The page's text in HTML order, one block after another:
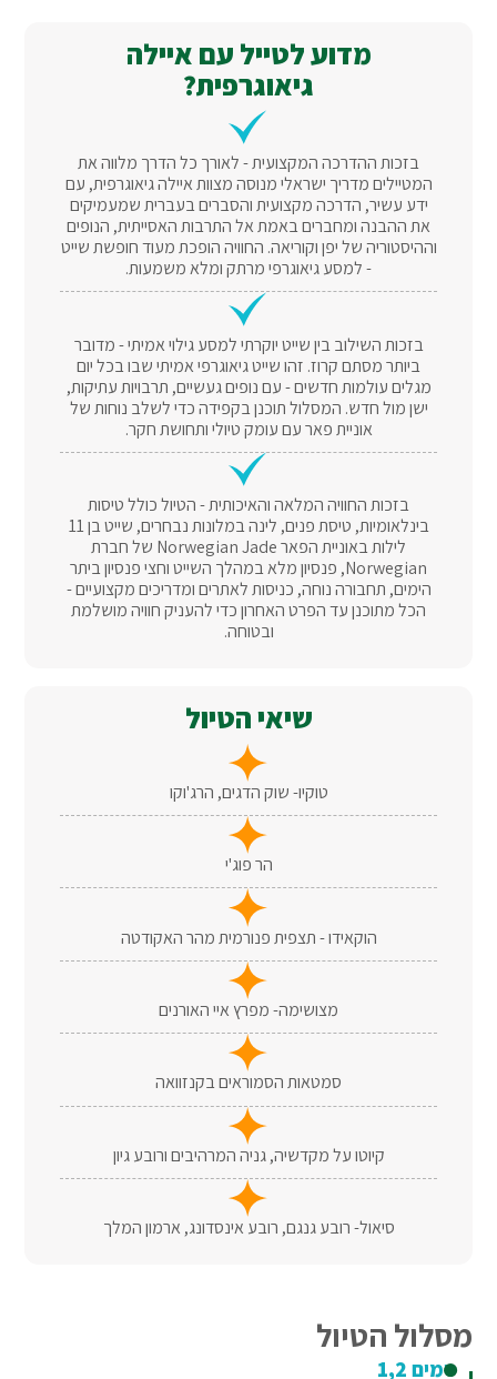
מדוע לטייל עם איילה
גיאוגרפית?
בזכות ההדרכה המקצועית - לאורך כל הדרך מלווה את
המטיילים מדריך ישראלי מנוסה מצוות איילה גיאוגרפית, עם
ידע עשיר, הדרכה מקצועית והסברים בעברית שמעמיקים
את ההבנה ומחברים באמת אל התרבות האסייתית, הנופים
וההיסטוריה של יפן וקוריאה. החוויה הופכת מעוד חופשת שייט
- למסע גיאוגרפי מרתק ומלא משמעות.
בזכות השילוב בין שייט יוקרתי למסע גילוי אמיתי - מדובר
ביותר מסתם קרוז. זהו שייט גיאוגרפי אמיתי שבו בכל יום
מגלים עולמות חדשים - עם נופים געשיים, תרבויות עתיקות,
ישן מול חדש. המסלול תוכנן בקפידה כדי לשלב נוחות של
אוניית פאר עם עומק טיולי ותחושת חקר.
בזכות החוויה המלאה והאיכותית - הטיול כולל טיסות
בינלאומיות, טיסת פנים, לינה במלונות נבחרים, שייט בן 11
לילות באוניית הפאר Norwegian Jade של חברת
Norwegian, פנסיון מלא במהלך השייט וחצי פנסיון ביתר
הימים, תחבורה נוחה, כניסות לאתרים ומדריכים מקצועיים -
הכל מתוכנן עד הפרט האחרון כדי להעניק חוויה מושלמת
ובטוחה.
שיאי הטיול
טוקיו- שוק הדגים, הרג'וקו
הר פוג'י
הוקאידו - תצפית פנורמית מהר האקודטה
מצושימה- מפרץ איי האורנים
סמטאות הסמוראים בקנזוואה
קיוטו על מקדשיה, גניה המרהיבים ורובע גיון
סיאול- רובע גנגם, רובע אינסדונג, ארמון המלך
מסלול הטיול
ימים 1,2